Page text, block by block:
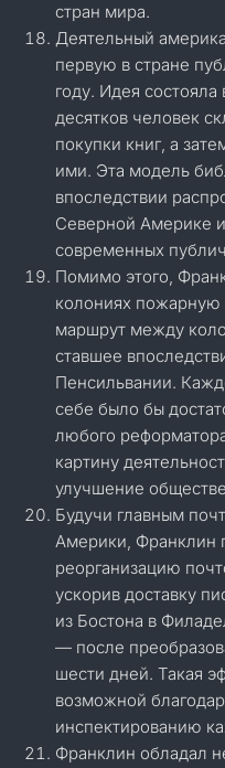
стран мира.
Деятельный
первую в стране
году. Идея
десятков человек
покупки книг, а
ими. Эта модель
впоследствии
Северной Америке
современных
Помимо этого,
колониях пожарную
маршрут между
ставшее
Пенсильвании.
себе было бы
любого
картину
улучшение
Будучи главным
Америки, Франклин
реорганизацию
ускорив доставку
из Бостона в
— после
шести дней. Такая
возможной
инспектированию
Франклин обладал